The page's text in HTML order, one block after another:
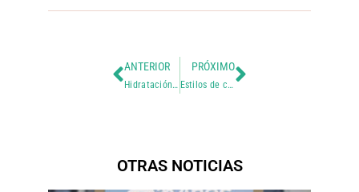
ANTERIOR
Hidratación profunda para tus pies
PRÓXIMO
Estilos de cabello para lucir increíble a los 50
OTRAS NOTICIAS